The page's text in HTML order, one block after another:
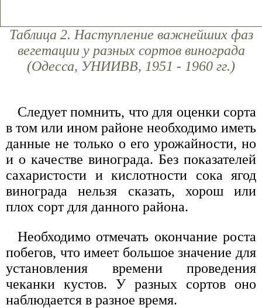
Таблица 2. Наступление важнейших фаз
вегетации у разных сортов винограда
(Одесса, УНИИВВ, 1951 - 1960 гг.)
Следует помнить, что для оценки сорта
в том или ином районе необходимо иметь
данные не только о его урожайности, но
и о качестве винограда. Без показателей
сахаристости и кислотности сока ягод
винограда нельзя сказать, хорош или
плох сорт для данного района.
Необходимо отмечать окончание роста
побегов, что имеет большое значение для
установления времени проведения
чеканки кустов. У разных сортов оно
наблюдается в разное время.